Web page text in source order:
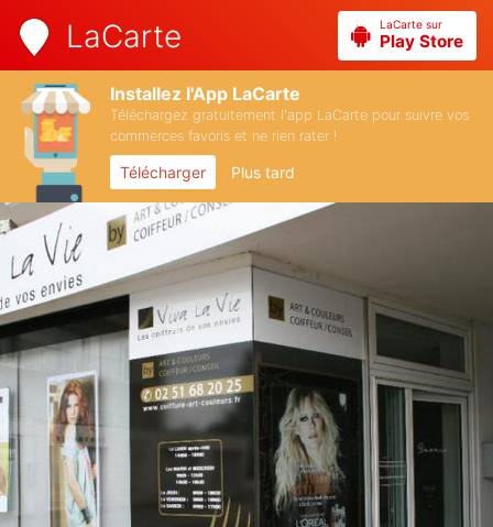
LaCarte LaCarte sur
Play Store
Installez l'App LaCarte
Téléchargez gratuitement l'app LaCarte pour suivre vos
commerces favoris et ne rien rater !
Télécharger Plus tard